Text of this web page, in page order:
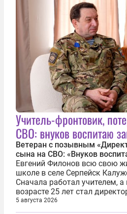
Учитель-фронтовик,
СВО: внуков воспитаю
Ветеран с позывным
сына на СВО: «Внуков
Евгений Филонов всю свою
школе в селе Серпейск
Сначала работал учителем, а
возрасте 25 лет стал
90-е он сумел спасти школу
временем сделал ее лучшей
5 августа 2026